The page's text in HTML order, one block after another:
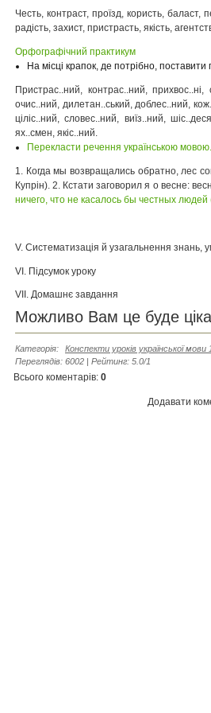
Честь, контраст, проїзд, користь, баласт,
радість, захист, пристрасть, якість,
Орфографічний практикум
На місці крапок, де потрібно,
Пристрас..ний, контрас..ний,
очис..ний, дилетан..ський, доблес..ний,
ціліс..ний, словес..ний, виїз..ний,
ях..смен, якіс..ний.
Перекласти речення українською мовою.
1. Когда мы возвращались обратно, лес
Купрін).2. Кстати заговорил я о весне:
ничего, что не касалось бы честных
V. Систематизація й узагальнення знань,
VI. Підсумок уроку
VII. Домашнє завдання
Можливо Вам це буде
Категорія: Конспекти уроків української мови
Переглядів: 6002 | Рейтинг: 5.0/1
Всього коментарів: 0
Додавати